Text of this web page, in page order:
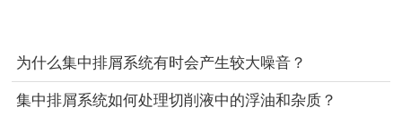
为什么集中排屑系统有时会产生较大噪音？
集中排屑系统如何处理切削液中的浮油和杂质？